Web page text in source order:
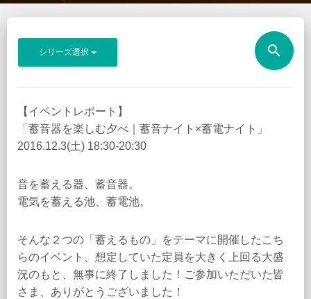
シリーズ選択 search
【イベントレポート】
「蓄音器を楽しむ夕べ｜蓄音ナイト×蓄電ナイト」
2016.12.3(土) 18:30-20:30
音を蓄える器、蓄音器。
電気を蓄える池、蓄電池。
そんな２つの「蓄えるもの」をテーマに開催したこち
らのイベント、想定していた定員を大きく上回る大盛
況のもと、無事に終了しました！ご参加いただいた皆
さま、ありがとうございました！